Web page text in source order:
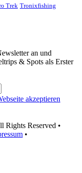
Trek Tronixfishing
an und
& Spots als Erster
akzeptieren
Rights Reserved •
•